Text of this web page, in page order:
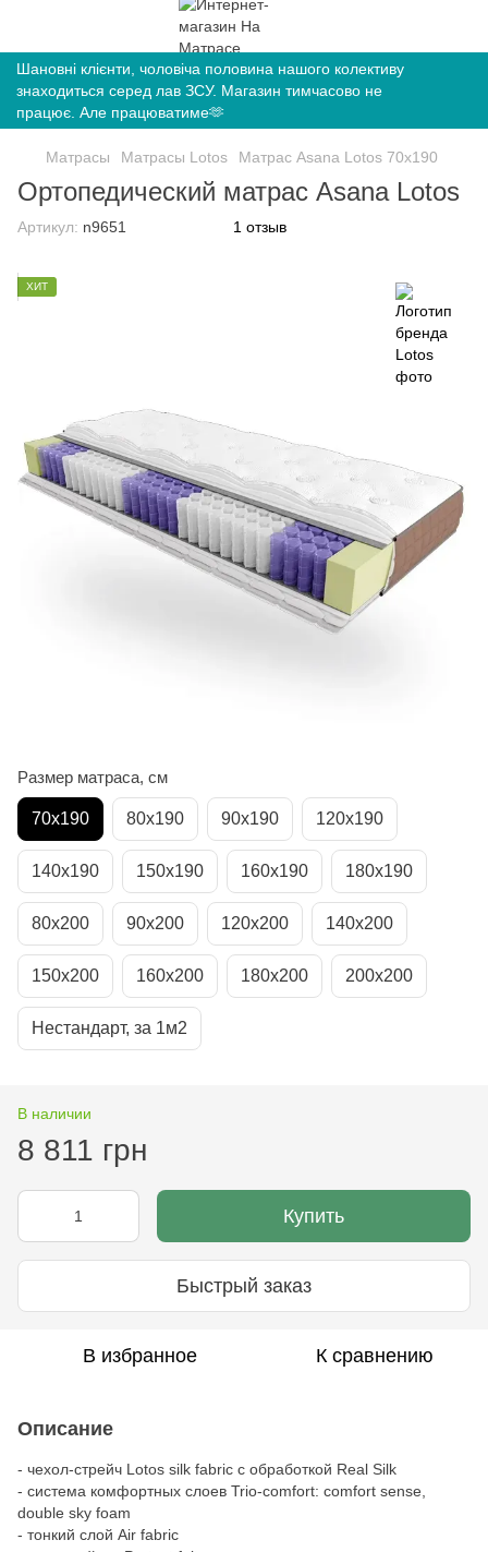
Шановні клієнти, чоловіча половина нашого колективу
знаходиться серед лав ЗСУ. Магазин тимчасово не
працює. Але працюватиме🫶
Матрасы Матрасы Lotos Матрас Asana Lotos 70х190
Ортопедический матрас Asana Lotos
Артикул: n9651 1 отзыв
ХИТ
Размер матраса, см
70х190 80х190 90х190 120х190
140х190 150х190 160х190 180х190
80х200 90х200 120х200 140х200
150х200 160х200 180х200 200х200
Нестандарт, за 1м2
В наличии
8 811 грн
Купить
Быстрый заказ
В избранное К сравнению
Описание
- чехол-стрейч Lotos silk fabric с обработкой Real Silk
- система комфортных слоев Trio-comfort: comfort sense,
double sky foam
- тонкий слой Air fabric